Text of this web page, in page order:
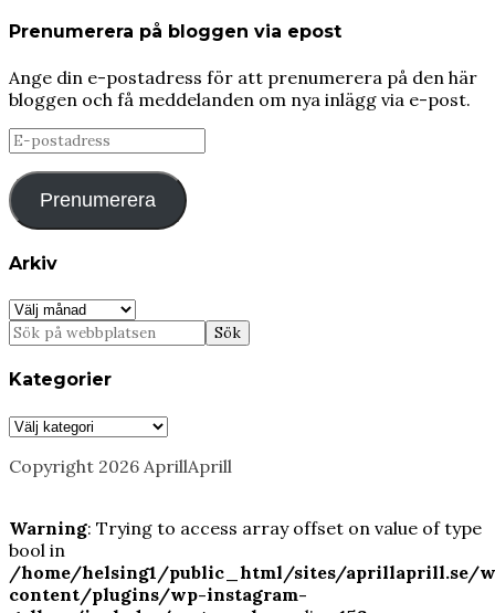
Prenumerera på bloggen via epost
Ange din e-postadress för att prenumerera på den här
bloggen och få meddelanden om nya inlägg via e-post.
E-
postadress
Prenumerera
Arkiv
Arkiv
Kategorier
Kategorier
Copyright 2026 AprillAprill
Warning: Trying to access array offset on value of type
bool in
/home/helsing1/public_html/sites/aprillaprill.se/
content/plugins/wp-instagram-